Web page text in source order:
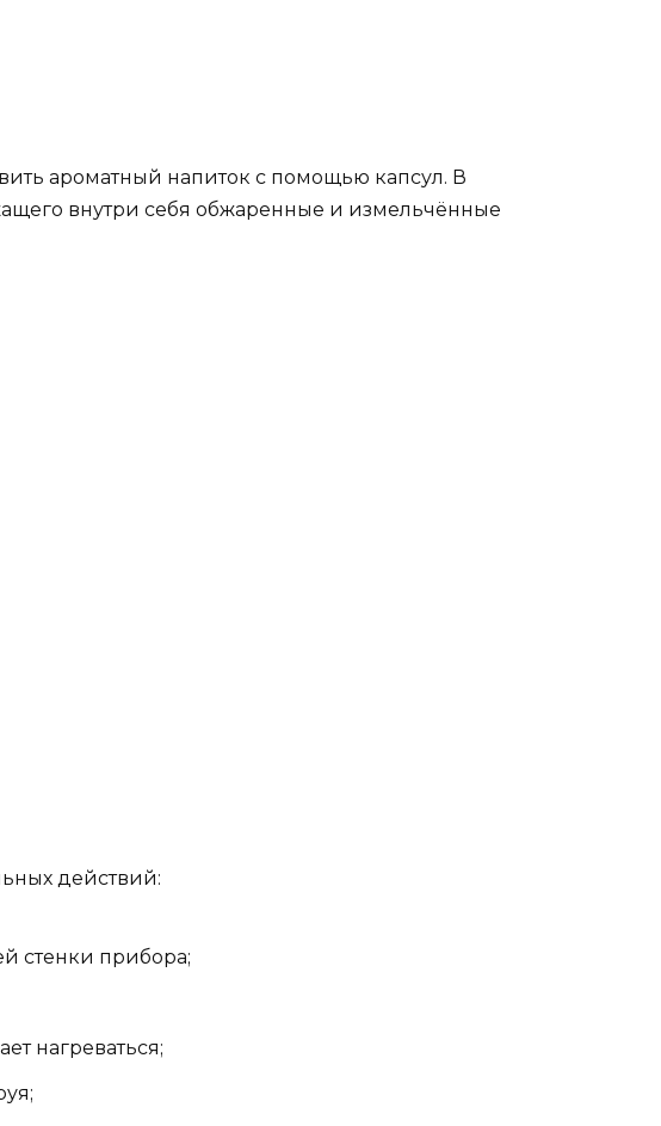
ароматный напиток с помощью капсул. В
внутри себя обжаренные и измельчённые
действий:
стенки прибора;
нагреваться;